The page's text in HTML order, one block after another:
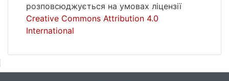
розповсюджується на умовах ліцензії
Creative Commons Attribution 4.0
International